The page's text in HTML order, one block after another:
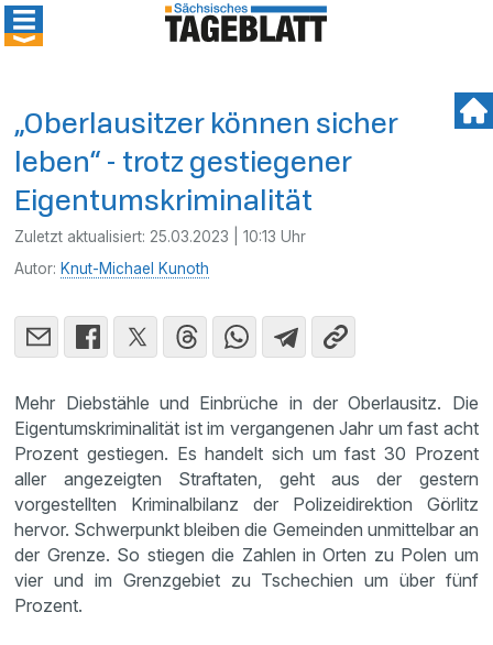
„Oberlausitzer können sicher
leben“ - trotz gestiegener
Eigentumskriminalität
Zuletzt aktualisiert: 25.03.2023 | 10:13 Uhr
Autor: Knut-Michael Kunoth
Mehr Diebstähle und Einbrüche in der Oberlausitz. Die
Eigentumskriminalität ist im vergangenen Jahr um fast acht
Prozent gestiegen. Es handelt sich um fast 30 Prozent
aller angezeigten Straftaten, geht aus der gestern
vorgestellten Kriminalbilanz der Polizeidirektion Görlitz
hervor. Schwerpunkt bleiben die Gemeinden unmittelbar an
der Grenze. So stiegen die Zahlen in Orten zu Polen um
vier und im Grenzgebiet zu Tschechien um über fünf
Prozent.